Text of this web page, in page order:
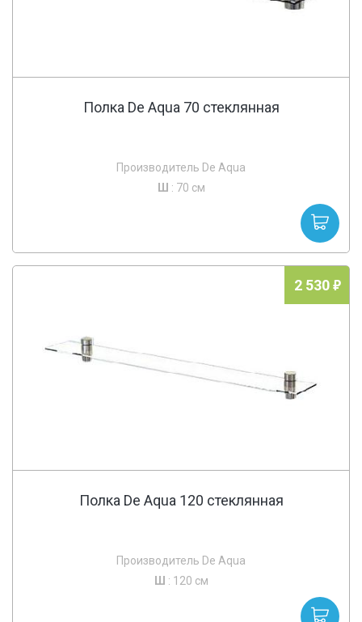
Полка De Aqua 70 стеклянная
Производитель De Aqua
Ш : 70 см
2 530
Полка De Aqua 120 стеклянная
Производитель De Aqua
Ш : 120 см